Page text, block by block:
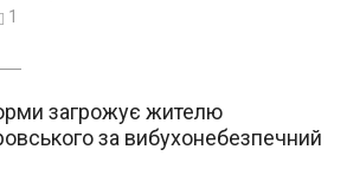
1
загрожує жителю
за вибухонебезпечний